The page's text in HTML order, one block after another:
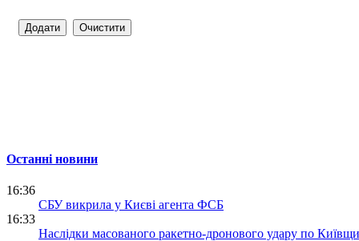
Останні новини
16:36
СБУ викрила у Києві агента ФСБ
16:33
Наслідки масованого ракетно-дронового удару по